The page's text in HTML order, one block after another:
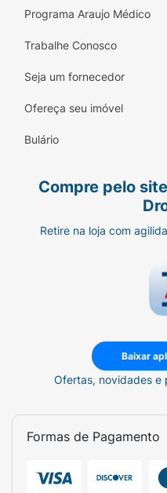
unidades para
contorno do rosto
Pressione o
cabo Viceroy
antigo.
dentro do
"clique" de
barbear para
4 lâminas.
Marca: Viceroy.
Max
Programa Araujo Médico
Trabalhe Conosco
Seja um fornecedor
Ofereça seu imóvel
Bulário
Compre pelo
Retire na loja com
Baixar
Ofertas, novidades e
Formas de Pagamento